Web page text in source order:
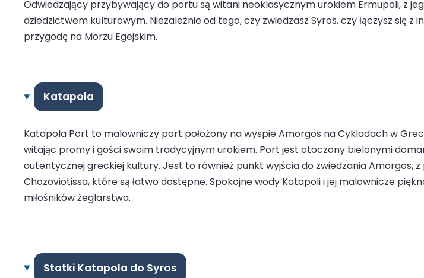
Odwiedzający przybywający do portu są witani neoklasycznym urokiem Ermupoli, z
dziedzictwem kulturowym. Niezależnie od tego, czy zwiedzasz Syros, czy łączysz się
przygodę na Morzu Egejskim.
Katapola
Katapola Port to malowniczy port położony na wyspie Amorgos na Cykladach w
witając promy i gości swoim tradycyjnym urokiem. Port jest otoczony bielonymi
autentycznej greckiej kultury. Jest to również punkt wyjścia do zwiedzania Amorgos,
Chozoviotissa, które są łatwo dostępne. Spokojne wody Katapoli i jej malownicze
miłośników żeglarstwa.
Statki Katapola do Syros